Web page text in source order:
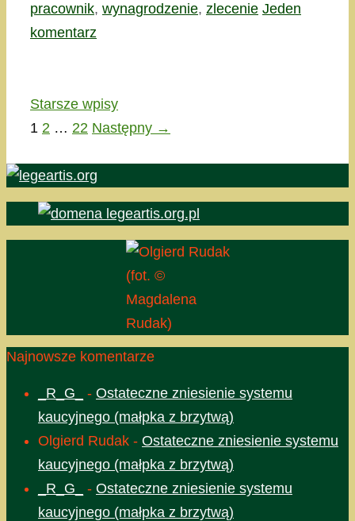
pracownik, wynagrodzenie, zlecenie Jeden
komentarz
Starsze wpisy
Strona
1 Strona
2 … Strona
22 Następny →
(fot. ©
Magdalena
Rudak)
Najnowsze komentarze
_R_G_ - Ostateczne zniesienie systemu
kaucyjnego (małpka z brzytwą)
Olgierd Rudak - Ostateczne zniesienie systemu
kaucyjnego (małpka z brzytwą)
_R_G_
- Ostateczne zniesienie systemu
kaucyjnego (małpka z brzytwą)